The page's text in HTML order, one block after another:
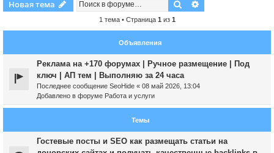
Новая тема Поиск
1 тема • Страница 1 из 1
Объявления
Реклама на +170 форумах | Ручное размещение | Под
ключ | АП тем | Выполняю за 24 часа
Последнее сообщение SeoHide « 08 май 2026, 13:04
Добавлено в форуме Работа и услуги
Темы
Гостевые посты и SEO как размещать статьи на